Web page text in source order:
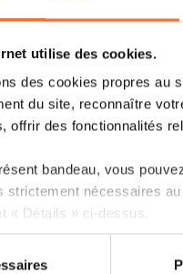
utilise des cookies.
des cookies propres au
du site, reconnaître
offrir des fonctionnalités
bandeau, vous
strictement nécessaires
« Détails » ci-dessus.
que la navigation sur le